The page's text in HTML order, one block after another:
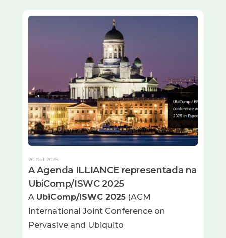
Imagem
20 Out 2025
A Agenda ILLIANCE representada na
UbiComp/ISWC 2025
A UbiComp/ISWC 2025 (ACM
International Joint Conference on
Pervasive and Ubiquito